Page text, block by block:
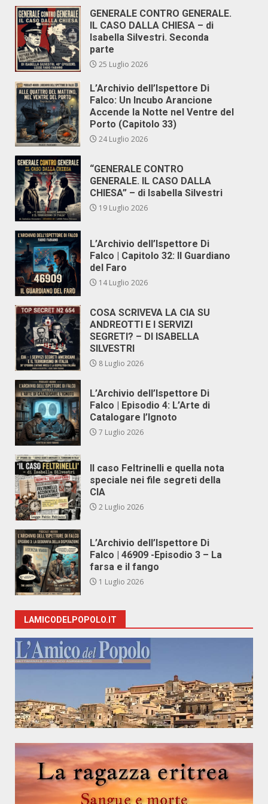
GENERALE CONTRO GENERALE.
IL CASO DALLA CHIESA – di
Isabella Silvestri. Seconda
parte
25 Luglio 2026
L’Archivio dell’Ispettore Di
Falco: Un Incubo Arancione
Accende la Notte nel Ventre del
Porto (Capitolo 33)
24 Luglio 2026
“GENERALE CONTRO
GENERALE. IL CASO DALLA
CHIESA” – di Isabella Silvestri
19 Luglio 2026
L’Archivio dell’Ispettore Di
Falco | Capitolo 32: Il Guardiano
del Faro
14 Luglio 2026
COSA SCRIVEVA LA CIA SU
ANDREOTTI E I SERVIZI
SEGRETI? – DI ISABELLA
SILVESTRI
8 Luglio 2026
L’Archivio dell’Ispettore Di
Falco | Episodio 4: L’Arte di
Catalogare l’Ignoto
7 Luglio 2026
Il caso Feltrinelli e quella nota
speciale nei file segreti della
CIA
2 Luglio 2026
L’Archivio dell’Ispettore Di
Falco | 46909 -Episodio 3 – La
farsa e il fango
1 Luglio 2026
LAMICODELPOPOLO.IT